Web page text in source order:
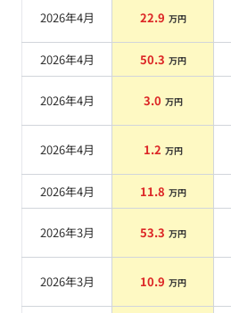
2026年4月 22.9 万円
2026年4月
50.3 万円
2026年4月 3.0 万円
2026年4月 1.2 万円
2026年4月
11.8 万円
2026年3月 53.3 万円
2026年3月 10.9 万円